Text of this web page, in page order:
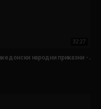
баба
32:27
народни приказни -